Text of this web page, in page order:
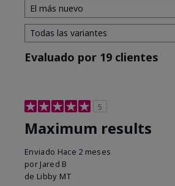
Evaluado por 19 clientes
5
Maximum results
Enviado Hace 2 meses
por Jared B
de Libby MT